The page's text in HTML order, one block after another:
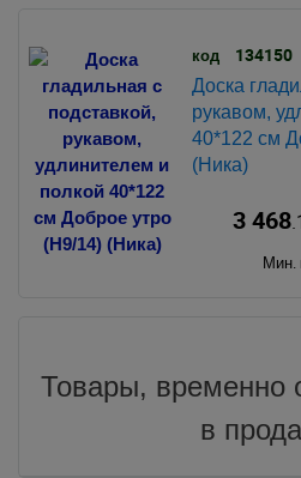
код 134150
Доска
рукавом,
40*122 см
(Ника)
3 468
Мин.
Товары, временно
в